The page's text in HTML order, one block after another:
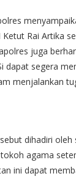
Ketut Rai Artika
juga
dapat segera
menjalankan
dihadiri oleh
agama
ini dapat